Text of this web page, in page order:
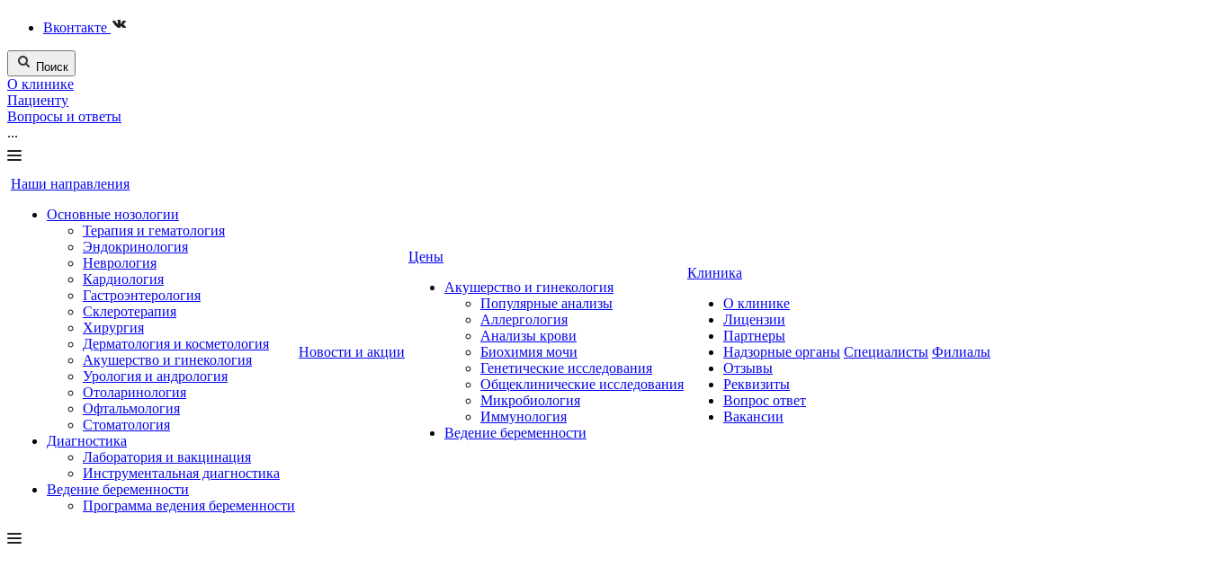
Вконтакте
Поиск
О клинике
Пациенту
Вопросы и ответы
...
Наши направления
Основные нозологии
Терапия и гематология
Эндокринология
Неврология
Кардиология
Гастроэнтерология
Склеротерапия
Хирургия
Дерматология и косметология
Акушерство и гинекология
Урология и андрология
Отоларинология
Офтальмология
Стоматология
Диагностика
Лаборатория и вакцинация
Инструментальная диагностика
Ведение беременности
Программа ведения беременности
Новости и акции
Цены
Акушерство и гинекология
Популярные анализы
Аллергология
Анализы крови
Биохимия мочи
Генетические исследования
Общеклинические исследования
Микробиология
Иммунология
Ведение беременности
Клиника
О клинике
Лицензии
Партнеры
Надзорные органы
Отзывы
Реквизиты
Вопрос ответ
Вакансии
Специалисты Филиалы